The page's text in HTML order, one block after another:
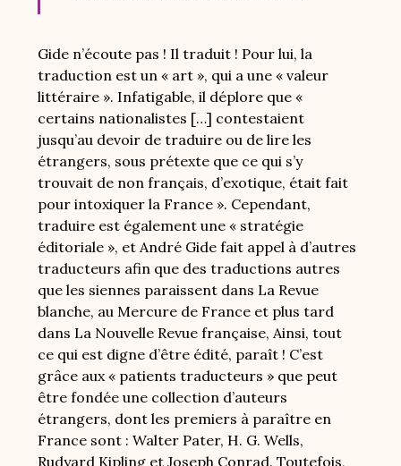
Gide n’écoute pas ! Il traduit ! Pour lui, la
traduction est un « art », qui a une « valeur
littéraire ». Infatigable, il déplore que «
certains nationalistes […] contestaient
jusqu’au devoir de traduire ou de lire les
étrangers, sous prétexte que ce qui s’y
trouvait de non français, d’exotique, était fait
pour intoxiquer la France ». Cependant,
traduire est également une « stratégie
éditoriale », et André Gide fait appel à d’autres
traducteurs afin que des traductions autres
que les siennes paraissent dans La Revue
blanche, au Mercure de France et plus tard
dans La Nouvelle Revue française, Ainsi, tout
ce qui est digne d’être édité, paraît ! C’est
grâce aux « patients traducteurs » que peut
être fondée une collection d’auteurs
étrangers, dont les premiers à paraître en
France sont : Walter Pater, H. G. Wells,
Rudyard Kipling et Joseph Conrad. Toutefois,